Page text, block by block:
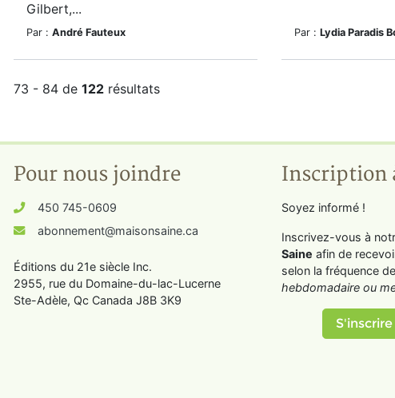
Gilbert,...
Par : André Fauteux Par : Lydia Paradis
73 - 84 de 122 résultats
Pour nous joindre
450 745-0609
abonnement@maisonsaine.ca
Éditions du 21e siècle Inc.
2955, rue du Domaine-du-lac-Lucerne
Ste-Adèle, Qc Canada J8B 3K9
Inscription
Soyez informé !
Inscrivez-vous à
Saine afin de
selon la fréquence
hebdomadaire ou